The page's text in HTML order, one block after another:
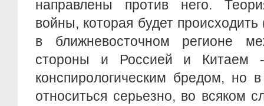
направлены против него.
войны, которая будет
в ближневосточном регионе
стороны и Россией и Китаем
конспирологическим бредом, но
относиться серьезно, во всяком